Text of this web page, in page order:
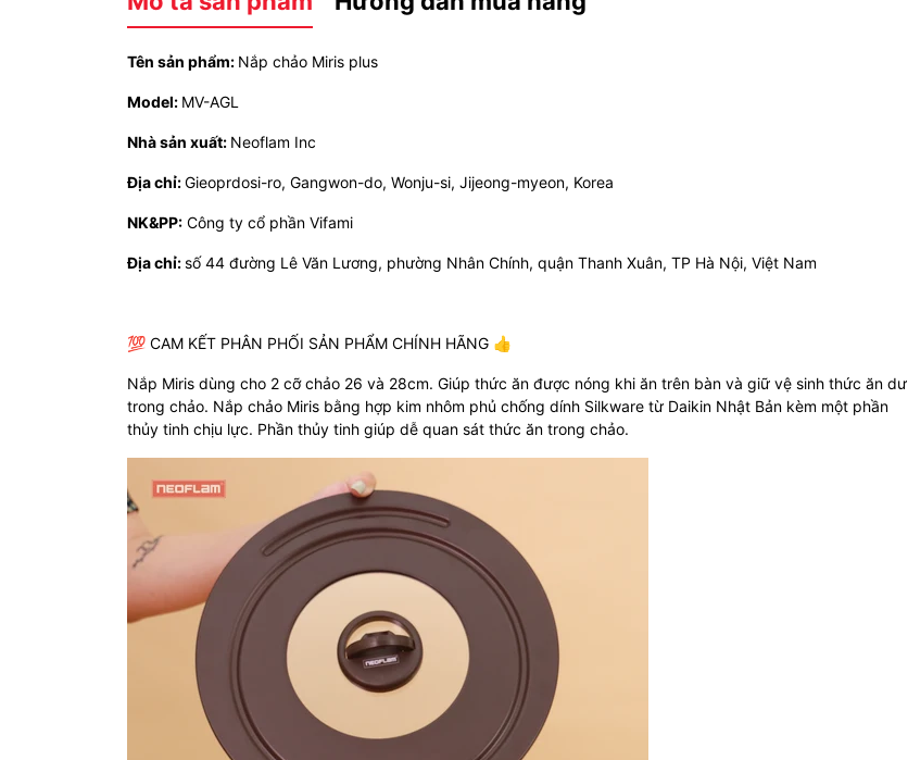
Tên sản phẩm: Nắp chảo Miris plus
Model: MV-AGL
Nhà sản xuất: Neoflam Inc
Địa chỉ:Gieoprdosi-ro, Gangwon-do, Wonju-si, Jijeong-myeon, Korea
NK&PP: Công ty cổ phần Vifami
Địa chỉ:số 44 đường Lê Văn Lương, phường Nhân Chính, quận Thanh Xuân, TP Hà Nội, Việt Nam
💯 CAM KẾT PHÂN PHỐI SẢN PHẨM CHÍNH HÃNG 👍
Nắp Miris dùng cho 2 cỡ chảo 26 và 28cm. Giúp thức ăn được nóng khi ăn trên bàn và giữ vệ sinh thức ăn dư
trong chảo. Nắp chảo Miris bằng hợp kim nhôm phủ chống dính Silkware từ Daikin Nhật Bản kèm một phần
thủy tinh chịu lực. Phần thủy tinh giúp dễ quan sát thức ăn trong chảo.